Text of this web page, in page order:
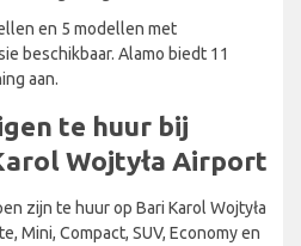
en 5 modellen met
beschikbaar. Alamo biedt 11
aan.
te huur bij
Wojtyła Airport
zijn te huur op Bari Karol Wojtyła
Mini, Compact, SUV, Economy en